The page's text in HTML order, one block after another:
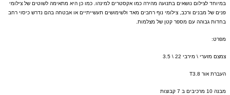
במיוחד לצילום נושאים בתנועה מהירה כמו אקסטרים למינהו. כמו כן היא מתאימה לשוטים של צילומי
פנים של מבנים ורכב, צילומי נוף רחבים מאד ולשימושים תעשייתיים או אבטחה בהם נדרש כיסוי רחב
בחדות גבוהה עם מספר קטן של מצלמות.
מפרט:
צמצם מזערי \ מירבי
העברת אור
מבנה מרכיבים ב 7 קבוצות